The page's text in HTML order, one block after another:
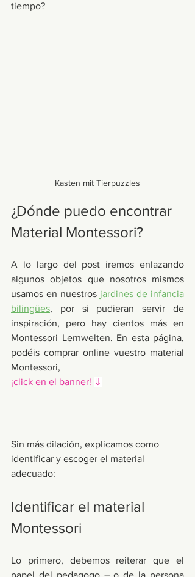
tiempo?
Kasten mit Tierpuzzles
¿Dónde puedo encontrar
Material Montessori?
A lo largo del post iremos enlazando
algunos objetos que nosotros mismos
usamos en nuestros jardines de infancia
bilingües, por si pudieran servir de
inspiración, pero hay cientos más en
Montessori Lernwelten. En esta página,
podéis comprar online vuestro material
¡click en el banner! ⇓
Sin más dilación, explicamos como
identificar y escoger el material
adecuado:
Identificar el material
Montessori
Lo primero, debemos reiterar que el
papel del pedagogo – o de la persona